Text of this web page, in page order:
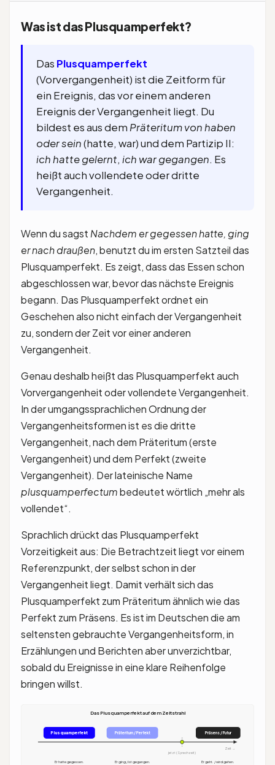
Was ist das Plusquamperfekt?
Das Plusquamperfekt
(Vorvergangenheit) ist die Zeitform für
ein Ereignis, das vor einem anderen
Ereignis der Vergangenheit liegt. Du
bildest es aus dem Präteritum von haben
oder sein(hatte, war) und dem Partizip II:
ich hatte gelernt, ich war gegangen. Es
heißt auch vollendete oder dritte
Vergangenheit.
Wenn du sagst Nachdem er gegessen hatte, ging
er nach draußen, benutzt du im ersten Satzteil das
Plusquamperfekt. Es zeigt, dass das Essen schon
abgeschlossen war, bevor das nächste Ereignis
begann. Das Plusquamperfekt ordnet ein
Geschehen also nicht einfach der Vergangenheit
zu, sondern der Zeit vor einer anderen
Vergangenheit.
Genau deshalb heißt das Plusquamperfekt auch
Vorvergangenheit oder vollendete Vergangenheit.
In der umgangssprachlichen Ordnung der
Vergangenheitsformen ist es die dritte
Vergangenheit, nach dem Präteritum (erste
Vergangenheit) und dem Perfekt (zweite
Vergangenheit). Der lateinische Name
plusquamperfectumbedeutet wörtlich „mehr als
vollendet“.
Sprachlich drückt das Plusquamperfekt
Vorzeitigkeit aus: Die Betrachtzeit liegt vor einem
Referenzpunkt, der selbst schon in der
Vergangenheit liegt. Damit verhält sich das
Plusquamperfekt zum Präteritum ähnlich wie das
Perfekt zum Präsens. Es ist im Deutschen die am
seltensten gebrauchte Vergangenheitsform, in
Erzählungen und Berichten aber unverzichtbar,
sobald du Ereignisse in eine klare Reihenfolge
bringen willst.
Das Plusquamperfekt auf dem Zeitstrahl
Zeit →
jetzt (Sprechzeit)
Plusquamperfekt Präteritum / Perfekt Präsens / Futur
Er hatte gegessen. Er ging / ist gegangen. Er geht. / wird gehen.